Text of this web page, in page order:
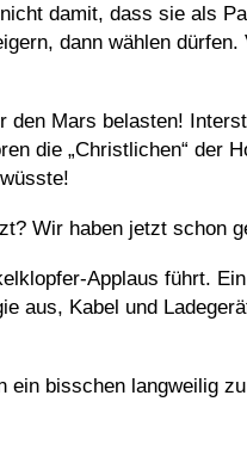
damit, dass sie als
dann wählen dürfen.
den Mars belasten!
die „Christlichen“ der
Wir haben jetzt schon
Applaus führt.
aus, Kabel und
ein bisschen langweilig